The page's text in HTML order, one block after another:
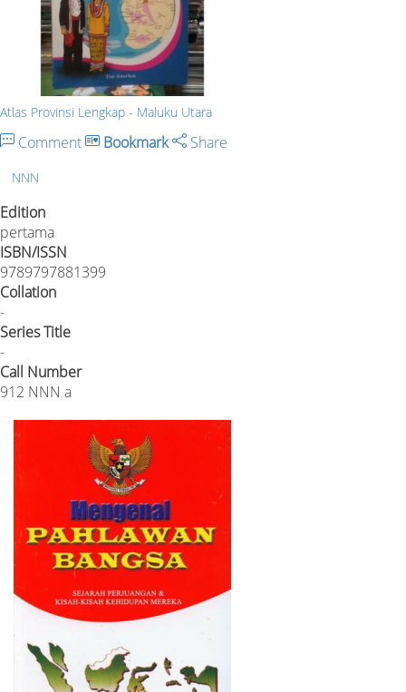
Atlas Provinsi Lengkap - Maluku Utara
Comment Bookmark Share
NNN
Edition
pertama
ISBN/ISSN
9789797881399
Collation
-
Series Title
-
Call Number
912 NNN a